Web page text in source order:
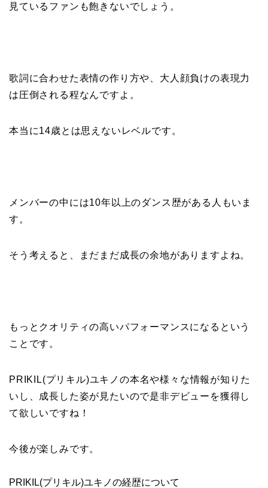
見ているファンも飽きないでしょう。
歌詞に合わせた表情の作り方や、大人顔負けの表現力
は圧倒される程なんですよ。
本当に14歳とは思えないレベルです。
メンバーの中には10年以上のダンス歴がある人もいま
す。
そう考えると、まだまだ成長の余地がありますよね。
もっとクオリティの高いパフォーマンスになるという
ことです。
PRIKIL(プリキル)ユキノの本名や様々な情報が知りた
いし、成長した姿が見たいので是非デビューを獲得し
て欲しいですね！
今後が楽しみです。
PRIKIL(プリキル)ユキノの経歴について